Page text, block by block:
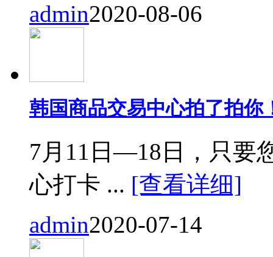
admin2020-08-06
韩国商品交易中心拍了拍你
7月11日—18日，只要
心打卡 ... [查看详细]
admin2020-07-14